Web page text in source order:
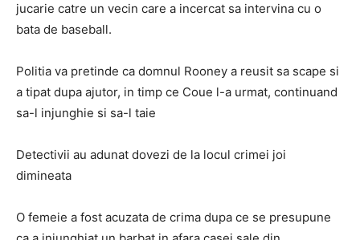
jucarie catre un vecin care a incercat sa intervina cu o
bata de baseball.
Politia va pretinde ca domnul Rooney a reusit sa scape si
a tipat dupa ajutor, in timp ce Coue l-a urmat, continuand
sa-l injunghie si sa-l taie
Detectivii au adunat dovezi de la locul crimei joi
dimineata
O femeie a fost acuzata de crima dupa ce se presupune